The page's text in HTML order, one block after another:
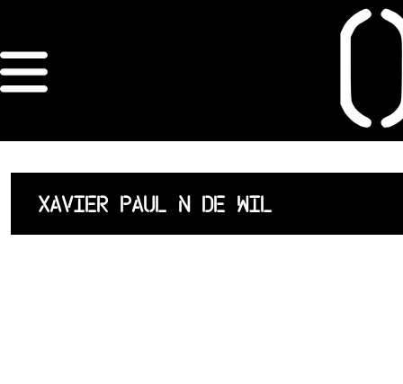
ORDRE DES
ARCHITECTES
ACCUEIL
LISTE DES
XAVIER PAUL N DE WIL